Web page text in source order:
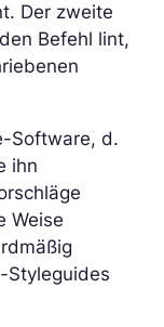
Der zweite
Befehl lint,
Software, d.
ihn
Weise
Styleguides